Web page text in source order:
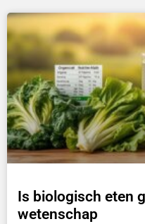
Is biologisch eten
wetenschap